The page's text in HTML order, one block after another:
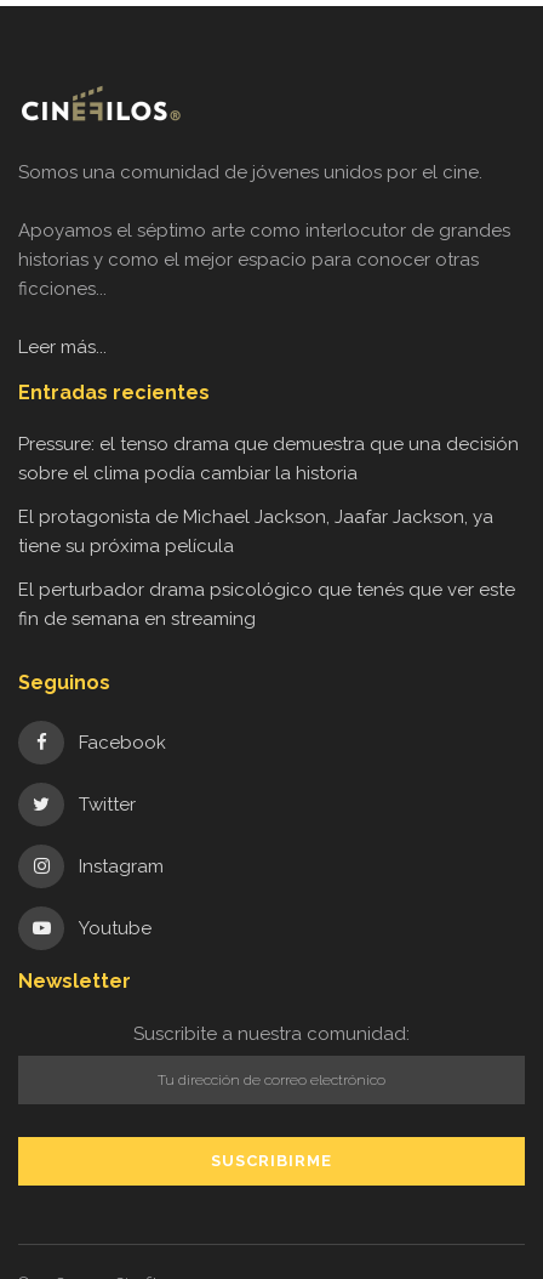
Somos una comunidad de jóvenes unidos por el cine.
Apoyamos el séptimo arte como interlocutor de grandes
historias y como el mejor espacio para conocer otras
ficciones...
Leer más...
Entradas recientes
Pressure: el tenso drama que demuestra que una decisión
sobre el clima podía cambiar la historia
El protagonista de Michael Jackson, Jaafar Jackson, ya
tiene su próxima película
El perturbador drama psicológico que tenés que ver este
fin de semana en streaming
Seguinos
Facebook
Twitter
Instagram
Youtube
Newsletter
Suscribite a nuestra comunidad: